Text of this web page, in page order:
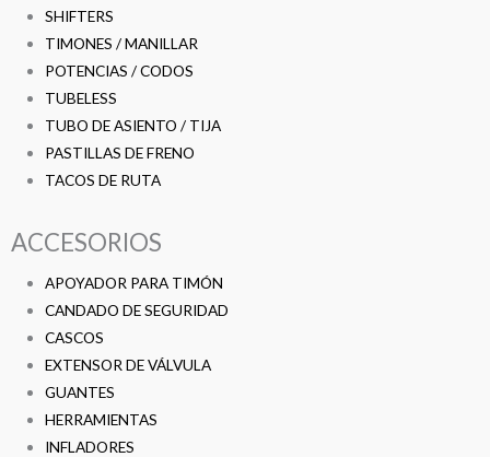
SHIFTERS
TIMONES / MANILLAR
POTENCIAS / CODOS
TUBELESS
TUBO DE ASIENTO / TIJA
PASTILLAS DE FRENO
TACOS DE RUTA
ACCESORIOS
APOYADOR PARA TIMÓN
CANDADO DE SEGURIDAD
CASCOS
EXTENSOR DE VÁLVULA
GUANTES
HERRAMIENTAS
INFLADORES